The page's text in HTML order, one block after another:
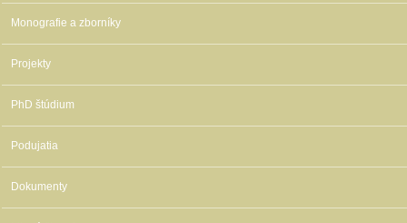
Monografie a zborníky
Projekty
PhD štúdium
Podujatia
Dokumenty